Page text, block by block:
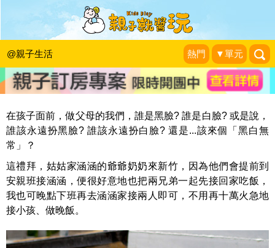
@親子生活 熱門 ▼單元
黑臉、白臉誰扮不重要，重要的是愛孩
子的心
藍子兄弟|2015-10-17
在孩子面前，做父母的我們，誰是黑臉? 誰是白臉? 或是說，
誰該永遠扮黑臉? 誰該永遠扮白臉? 還是...該來個「黑白無
常」？
這禮拜，姑姑家涵涵的爺爺奶奶來新竹，因為他們會提前到
安親班接涵涵，便很好意地也把兩兄弟一起先接回家吃飯，
我也可晚點下班再去涵涵家接兩人即可，不用再十萬火急地
接小孩、做晚飯。